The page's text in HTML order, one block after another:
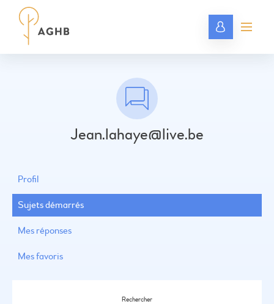
Jean.lahaye@live.be
Profil
Sujets démarrés
Mes réponses
Mes favoris